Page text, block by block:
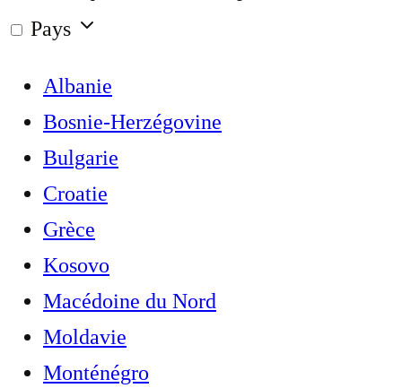
Pays
Albanie
Bosnie-Herzégovine
Bulgarie
Croatie
Grèce
Kosovo
Macédoine du Nord
Moldavie
Monténégro